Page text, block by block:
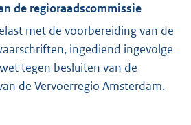
de regioraadscommissie
met de voorbereiding van de
ingediend ingevolge
tegen besluiten van de
de Vervoerregio Amsterdam.